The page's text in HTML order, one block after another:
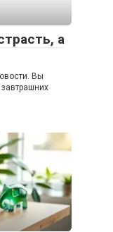
а
Вы